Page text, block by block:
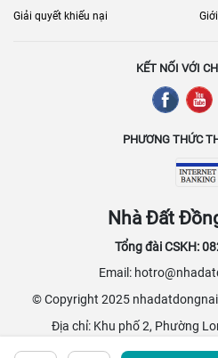
Giải quyết khiếu nại
KẾT NỐI VỚI
PHƯƠNG THỨC
Nhà Đất
Tổng đài CSKH:
Email:
© Copyright 2025
Địa chỉ: Khu phố 2, Phường